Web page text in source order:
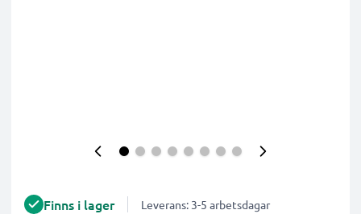
Finns i lager Leverans: 3-5 arbetsdagar